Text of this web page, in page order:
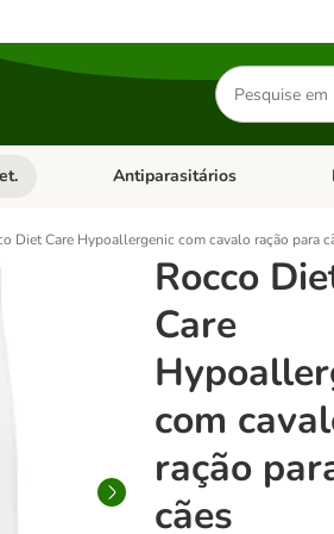
Pesquisar
produtos
de categoria: GatosAbrir menu de categoria: Dieta
Antiparasitários
Diet Care Hypoallergenic com cavalo ração para
Rocco
Care
com
ração
cães